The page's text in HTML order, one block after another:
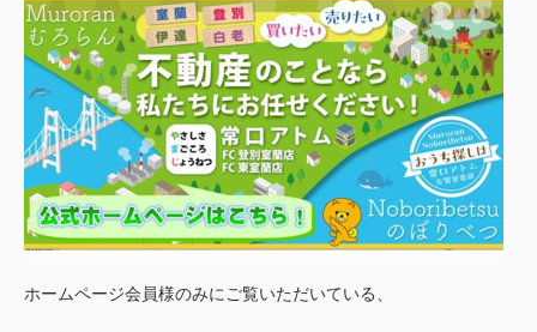
ホームページ会員様のみにご覧いただいている、